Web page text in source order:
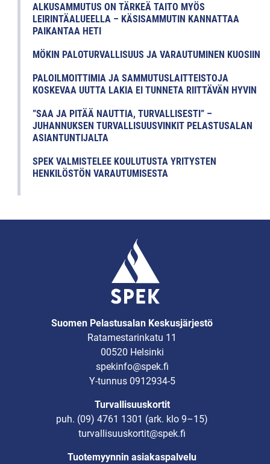
ALKUSAMMUTUS ON TÄRKEÄ TAITO MYÖS
LEIRINTÄALUEELLA – KÄSISAMMUTIN KANNATTAA
PAIKANTAA HETI
MÖKIN PALOTURVALLISUUS JA VARAUTUMINEN KUOSIIN
PALOILMOITTIMIA JA SAMMUTUSLAITTEISTOJA
KOSKEVAA UUTTA LAKIA EI TUNNETA RIITTÄVÄN HYVIN
”SAA JA PITÄÄ NAUTTIA, TURVALLISESTI” –
JUHANNUKSEN TURVALLISUUSVINKIT PELASTUSALAN
ASIANTUNTIJALTA
SPEK VALMISTELEE KOULUTUSTA YRITYSTEN
HENKILÖSTÖN VARAUTUMISESTA
Suomen Pelastusalan Keskusjärjestö
Ratamestarinkatu 11
00520 Helsinki
spekinfo@spek.fi
Y-tunnus 0912934-5
Turvallisuuskortit
puh. (09) 4761 1301 (ark. klo 9–15)
turvallisuuskortit@spek.fi
Tuotemyynnin asiakaspalvelu